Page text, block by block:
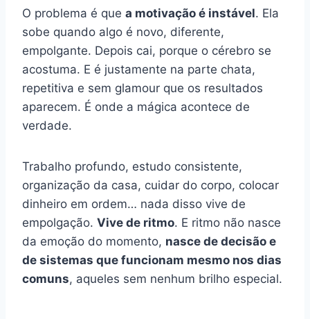
O problema é que a motivação é instável. Ela
sobe quando algo é novo, diferente,
empolgante. Depois cai, porque o cérebro se
acostuma. E é justamente na parte chata,
repetitiva e sem glamour que os resultados
aparecem. É onde a mágica acontece de
verdade.
Trabalho profundo, estudo consistente,
organização da casa, cuidar do corpo, colocar
dinheiro em ordem… nada disso vive de
empolgação. Vive de ritmo. E ritmo não nasce
da emoção do momento, nasce de decisão e
de sistemas que funcionam mesmo nos dias
comuns, aqueles sem nenhum brilho especial.